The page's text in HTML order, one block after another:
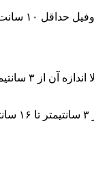
ولی مخازن دوجداره